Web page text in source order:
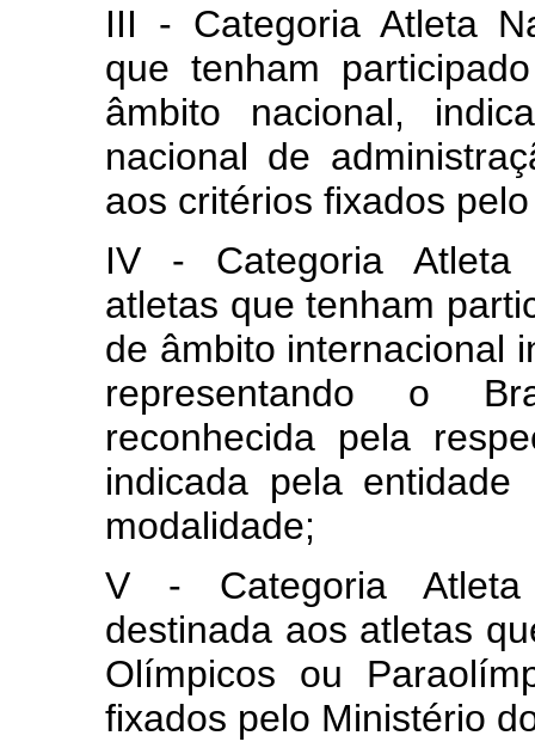
III - Categoria Atleta
que tenham
âmbito nacional,
nacional de
aos critérios fixados
IV - Categoria Atleta
atletas que tenham
de âmbito internacional
representando o
reconhecida pela
indicada pela
modalidade;
V - Categoria Atleta
destinada aos atletas
Olímpicos ou
fixados pelo Ministério